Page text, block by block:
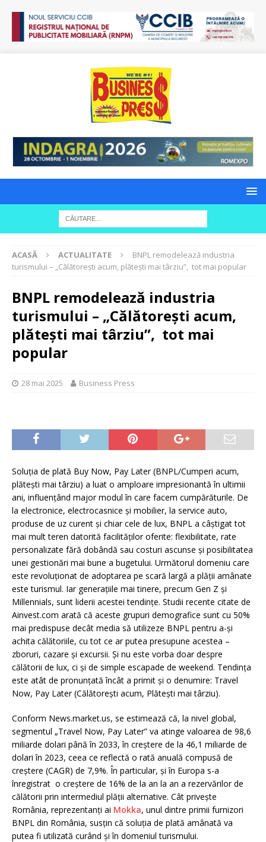
ACASĂ ACTUALITATE
BNPL remodelează industria
turismului – „Călătorești acum, plătești mai târziu”, tot mai popular
BNPL remodelează industria
turismului – „Călătorești acum,
plătești mai târziu”, tot mai
popular
28 mai 2025 Business Press
Soluția de plată Buy Now, Pay Later (BNPL/Cumperi acum,
plătești mai târziu) a luat o amploare impresionantă în ultimii
ani, influențând major modul în care facem cumpărăturile. De
la electronice, electrocasnice și mobilier, la service auto,
produse de uz curent și chiar cele de lux, BNPL a câștigat tot
mai mult teren datorită facilităților oferite: flexibilitate, rate
personalizate fără dobândă sau costuri ascunse și posibilitatea
unei gestionări mai bune a bugetului. Următorul domeniu care
este revoluționat de adoptarea pe scară largă a plății amânate
este turismul. Iar generațiile mai tinere, precum Gen Z și
Millennials, sunt liderii acestei tendințe. Studii recente citate de
Ainvest.com arată că aceste grupuri demografice sunt cu 50%
mai predispuse decât media să utilizeze BNPL pentru a-și
achita călătoriile, cu tot ce ar putea presupune acestea –
zboruri, cazare și excursii. Și nu este vorba doar despre
călătorii de lux, ci și de simple escapade de weekend. Tendința
este atât de pronunțată încât a primit și o denumire: Travel
Now, Pay Later (Călătorești acum, Plătești mai târziu).
Conform News.market.us, se estimează că, la nivel global,
segmentul „Travel Now, Pay Later” va atinge valoarea de 98,6
miliarde dolari până în 2033, în creștere de la 46,1 miliarde de
dolari în 2023, ceea ce reflectă o rată anuală compusă de
creștere (CAGR) de 7,9%. În particular, și în Europa s-a
înregistrat o creștere de 16% de la an la an a rezervărilor de
călătorii prin intermediul plății alternative. Cât privește
România, reprezentanți ai Mokka, unul dintre primii furnizori
BNPL din România, susțin că soluția de plată amânată va
putea fi utilizată curând și în domeniul turismului.